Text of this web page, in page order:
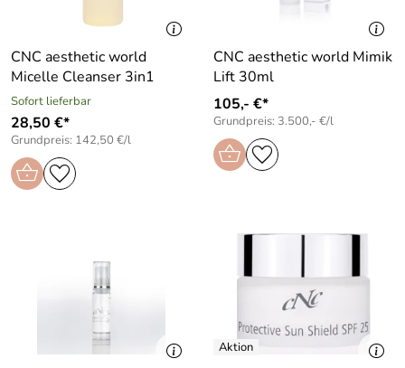
CNC aesthetic world
Micelle Cleanser 3in1
Sofort lieferbar
28,50 €*
Grundpreis: 142,50 €/l
CNC aesthetic world Mimik
Lift 30ml
105,- €*
Grundpreis: 3.500,- €/l